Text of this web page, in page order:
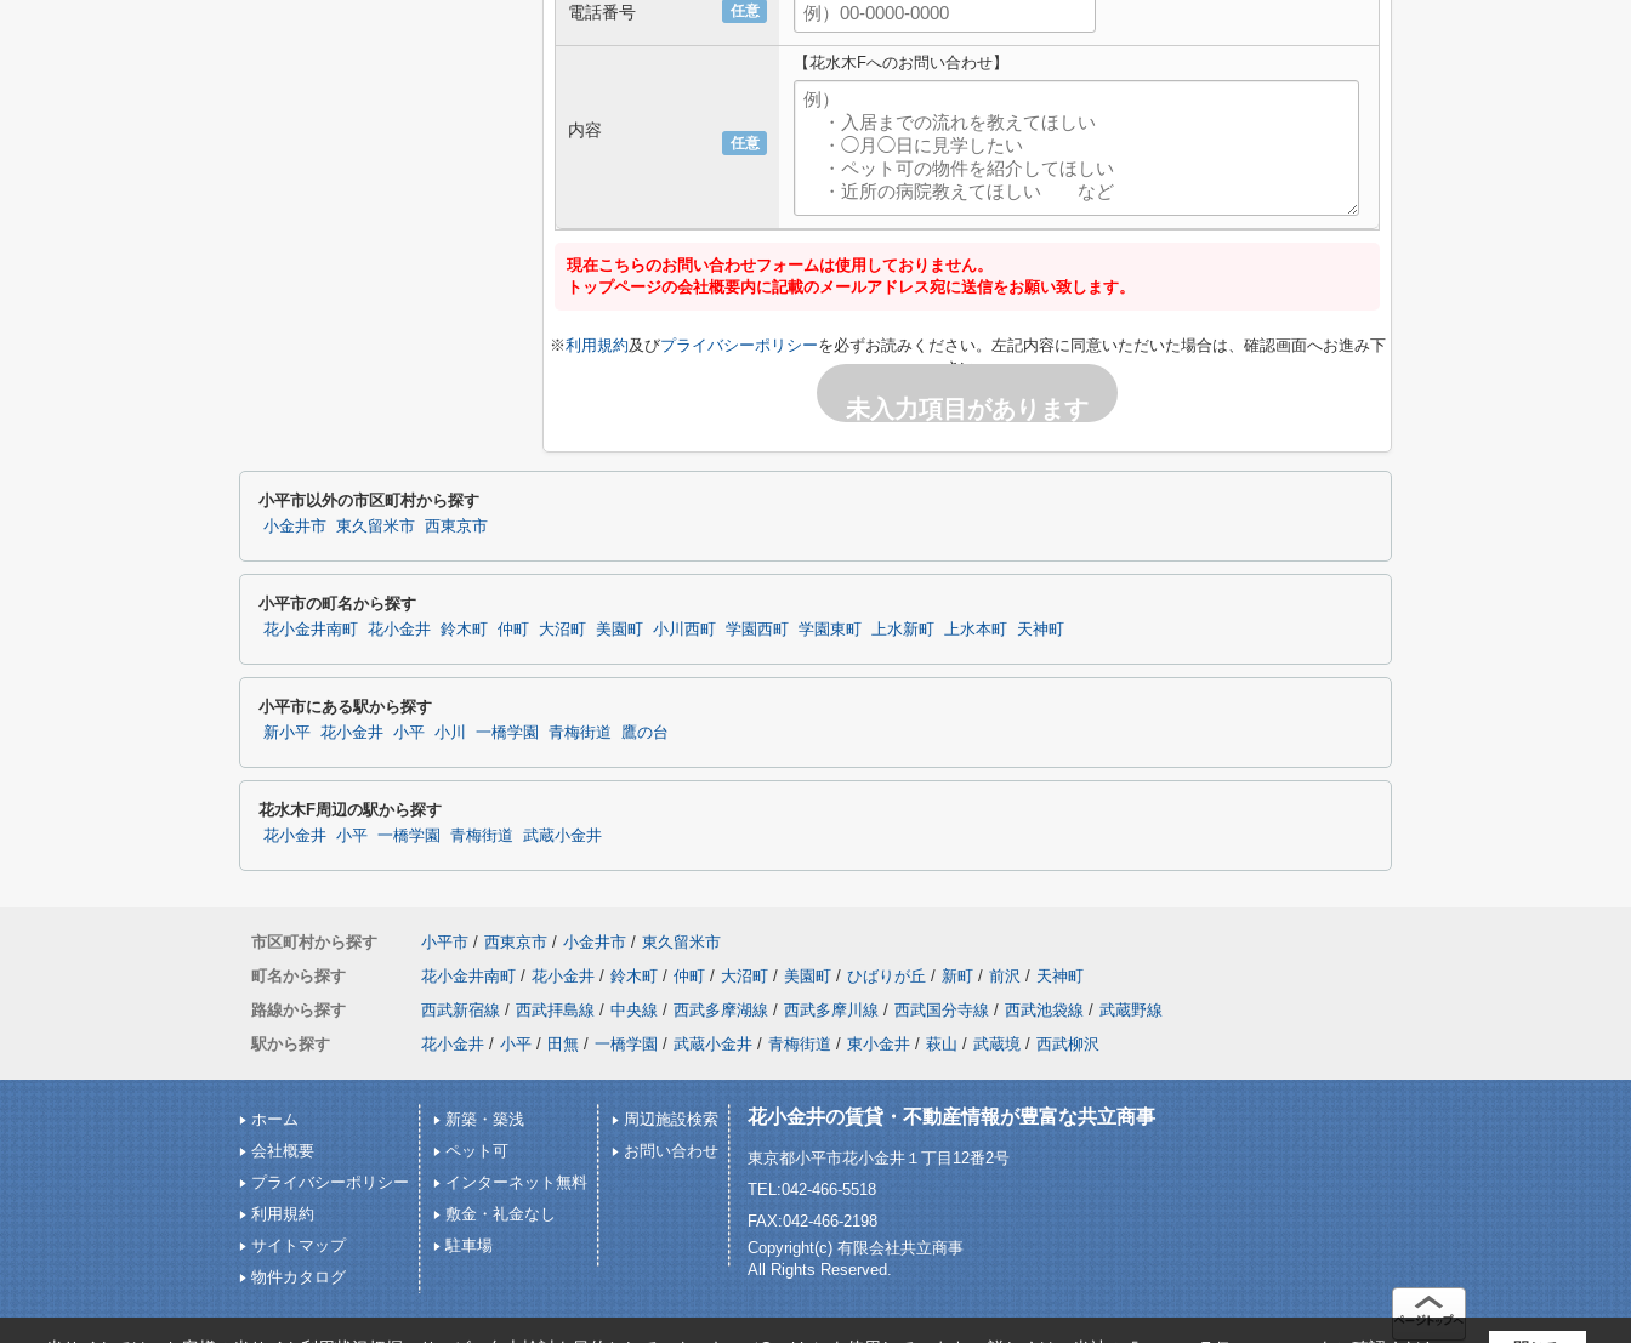
任意
電話番号
任意
内容
【花水木Fへのお問い合わせ】
現在こちらのお問い合わせフォームは使用しておりません。
トップページの会社概要内に記載のメールアドレス宛に送信をお願い致します。
※利用規約及びプライバシーポリシーを必ずお読みください。左記内容に同意いただいた場合は、確認画面へお進み下
さい。
未入力項目があります
小平市以外の市区町村から探す
小金井市 東久留米市 西東京市
小平市の町名から探す
花小金井南町 花小金井 鈴木町 仲町 大沼町 美園町 小川西町 学園西町 学園東町 上水新町 上水本町 天神町
小平市にある駅から探す
新小平 花小金井 小平 小川 一橋学園 青梅街道 鷹の台
花水木F周辺の駅から探す
花小金井 小平 一橋学園 青梅街道 武蔵小金井
市区町村から探す 小平市 / 西東京市 / 小金井市 / 東久留米市
町名から探す
花小金井南町 / 花小金井 / 鈴木町 / 仲町 / 大沼町 / 美園町 / ひばりが丘 / 新町 / 前沢 / 天神町
路線から探す
西武新宿線 / 西武拝島線 / 中央線 / 西武多摩湖線 / 西武多摩川線 / 西武国分寺線 / 西武池袋線 / 武蔵野線
駅から探す
花小金井 / 小平 / 田無 / 一橋学園 / 武蔵小金井 / 青梅街道 / 東小金井 / 萩山 / 武蔵境 / 西武柳沢
ホーム
会社概要
プライバシーポリシー
利用規約
サイトマップ
物件カタログ
新築・築浅
ペット可
インターネット無料
敷金・礼金なし
駐車場
周辺施設検索
お問い合わせ
花小金井の賃貸・不動産情報が豊富な共立商事
東京都小平市花小金井１丁目12番2号
TEL:042-466-5518
FAX:042-466-2198
Copyright(c) 有限会社共立商事
All Rights Reserved.